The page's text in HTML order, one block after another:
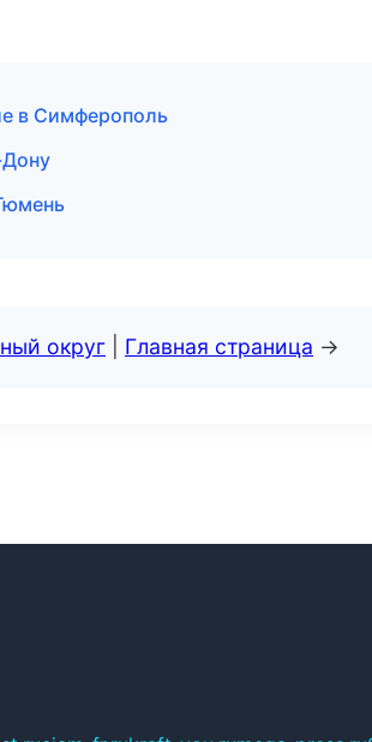
в Симферополь
округ Главная страница →